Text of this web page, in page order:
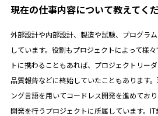
現在の仕事内容について教えてくだ
外部設計や内部設計、製造や試験、プログラ
しています。役割もプロジェクトによって様
トに携わることもあれば、プロジェクトリー
品質報告などに終始していたこともあります
ング言語を用いてコードレス開発を進めてお
開発を行うプロジェクトに所属しています。IT